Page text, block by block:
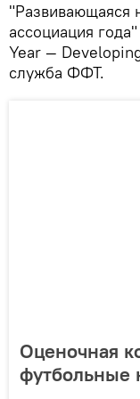
"Развивающаяся
ассоциация
Year —
служба ФФТ.
Оценочная
футбольные